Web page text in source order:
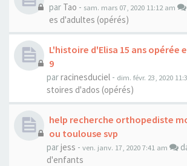
par Tao - sam. mars 07, 2020 11:12 am
es d'adultes (opérés)
L'histoire d'Elisa 15 ans opérée
9
parracinesduciel - dim. févr. 23, 2020
stoires d'ados (opérés)
help recherche orthopediste
ou toulouse svp
parjess - ven. janv. 17, 2020 7:41 am
d'enfants